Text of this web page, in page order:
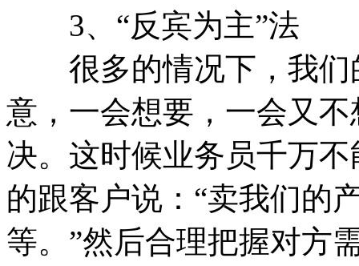
3、“反宾为主”法
很多的情况下，我们
意，一会想要，一会又
决。这时候业务员千万
的跟客户说：“卖我们的
等。”然后合理把握对方